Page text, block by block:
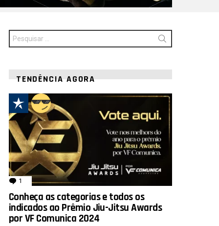
Procurar
por:
TENDÊNCIA AGORA
1 comentário
Conheça as categorias e todos os
indicados ao Prêmio Jiu-Jitsu Awards
por VF Comunica 2024